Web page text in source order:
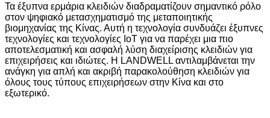
Τα έξυπνα ερμάρια κλειδιών διαδραματίζουν σημαντικό ρόλο
στον ψηφιακό μετασχηματισμό της μεταποιητικής
βιομηχανίας της Κίνας. Αυτή η τεχνολογία συνδυάζει έξυπνες
τεχνολογίες και τεχνολογίες IoT για να παρέχει μια πιο
αποτελεσματική και ασφαλή λύση διαχείρισης κλειδιών για
επιχειρήσεις και ιδιώτες. Η LANDWELL αντιλαμβάνεται την
ανάγκη για απλή και ακριβή παρακολούθηση κλειδιών για
όλους τους τύπους επιχειρήσεων στην Κίνα και στο
εξωτερικό.